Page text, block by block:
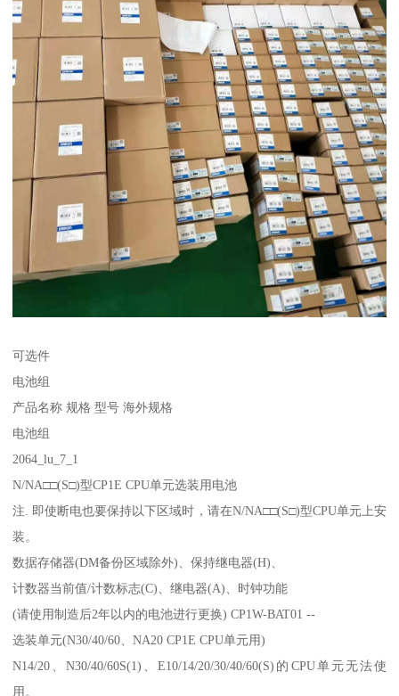
可选件
电池组
产品名称 规格 型号 海外规格
电池组
2064_lu_7_1
N/NA□□(S□)型CP1E CPU单元选装用电池
注. 即使断电也要保持以下区域时，请在N/NA□□(S□)型CPU单元上安
装。
数据存储器(DM备份区域除外)、保持继电器(H)、
计数器当前值/计数标志(C)、继电器(A)、时钟功能
(请使用制造后2年以内的电池进行更换) CP1W-BAT01 --
选装单元(N30/40/60、NA20 CP1E CPU单元用)
N14/20、N30/40/60S(1)、E10/14/20/30/40/60(S)的CPU单元无法使
用。